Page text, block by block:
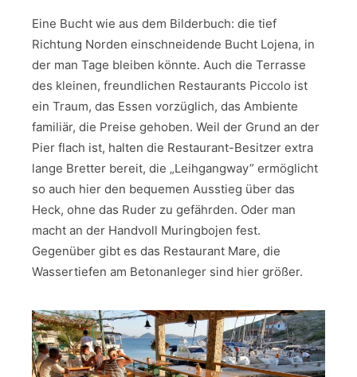
Eine Bucht wie aus dem Bilderbuch: die tief
Richtung Norden einschneidende Bucht Lojena, in
der man Tage bleiben könnte. Auch die Terrasse
des kleinen, freundlichen Restaurants Piccolo ist
ein Traum, das Essen vorzüglich, das Ambiente
familiär, die Preise gehoben. Weil der Grund an der
Pier flach ist, halten die Restaurant-Besitzer extra
lange Bretter bereit, die „Leihgangway” ermöglicht
so auch hier den bequemen Ausstieg über das
Heck, ohne das Ruder zu gefährden. Oder man
macht an der Handvoll Muringbojen fest.
Gegenüber gibt es das Restaurant Mare, die
Wassertiefen am Betonanleger sind hier größer.